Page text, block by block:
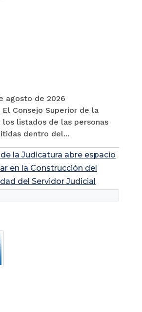
agosto de 2026
El Consejo Superior de la
listados de las personas
dentro del...
la Judicatura abre espacio
en la Construcción del
del Servidor Judicial